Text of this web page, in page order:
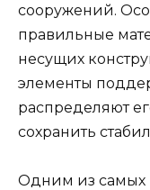
сооружений.
правильные
несущих
элементы
распределяют
сохранить
Одним из самых